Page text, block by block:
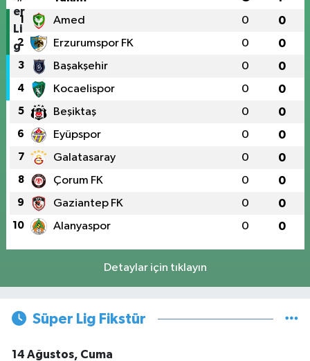
1 Amed 0 0
2 Erzurumspor FK 0 0
3 Başakşehir 0 0
4 Kocaelispor 0 0
5 Beşiktaş 0 0
6 Eyüpspor 0 0
7 Galatasaray 0 0
8 Çorum FK 0 0
9 Gaziantep FK 0 0
10 Alanyaspor 0 0
Detaylar için tıklayın
Süper Lig Fikstür
14 Ağustos, Cuma